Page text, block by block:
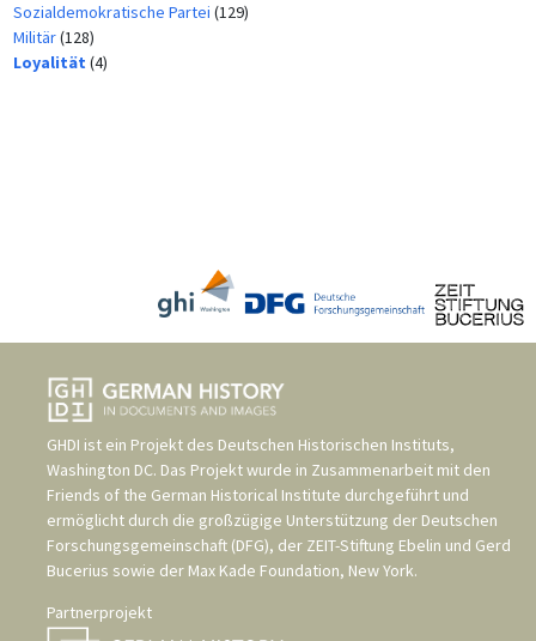
Sozialdemokratische Partei (129)
Militär(128)
Loyalität (4)
GHDI ist ein Projekt des Deutschen Historischen Instituts,
Washington DC. Das Projekt wurde in Zusammenarbeit mit den
Friends of the German Historical Institute durchgeführt und
ermöglicht durch die großzügige Unterstützung der Deutschen
Forschungsgemeinschaft (DFG), der ZEIT-Stiftung Ebelin und Gerd
Bucerius sowie der Max Kade Foundation, New York.
Partnerprojekt